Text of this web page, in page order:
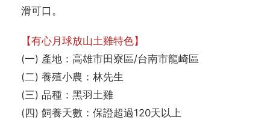
滑可口。
【有心月球放山土雞特色】
(一) 產地：高雄市田寮區/台南市龍崎區
(二) 養殖小農：林先生
(三) 品種：黑羽土雞
(四) 飼養天數：保證超過120天以上